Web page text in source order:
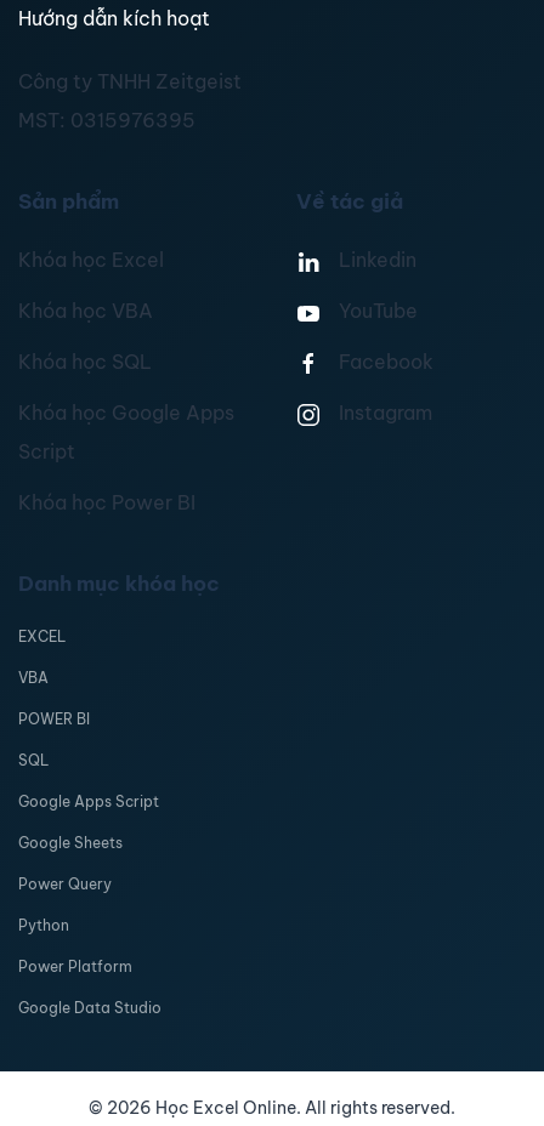
Hướng dẫn kích hoạt
Công ty TNHH Zeitgeist
MST: 0315976395
Sản phẩm
Khóa học Excel
Khóa học VBA
Khóa học SQL
Khóa học Google Apps
Script
Khóa học Power BI
Về tác giả
Linkedin
YouTube
Facebook
Instagram
Danh mục khóa học
EXCEL
VBA
POWER BI
SQL
Google Apps Script
Google Sheets
Power Query
Python
Power Platform
Google Data Studio
© 2026 Học Excel Online. All rights reserved.